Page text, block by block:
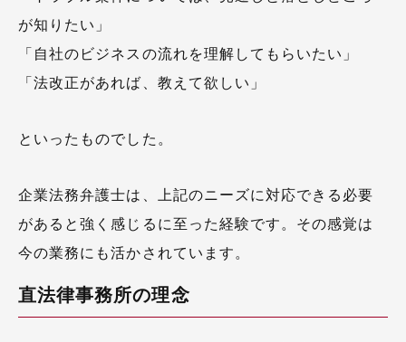
が知りたい」
「自社のビジネスの流れを理解してもらいたい」
「法改正があれば、教えて欲しい」
といったものでした。
企業法務弁護士は、上記のニーズに対応できる必要
があると強く感じるに至った経験です。その感覚は
今の業務にも活かされています。
直法律事務所の理念